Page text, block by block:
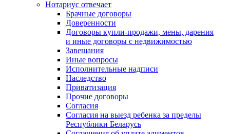
Нотариус отвечает
Брачные договоры
Доверенности
Договоры купли-продажи, мены, дарения
и иные договоры с недвижимостью
Завещания
Иные вопросы
Исполнительные надписи
Наследство
Приватизация
Прочие договоры
Согласия
Согласия на выезд ребенка за пределы
Республики Беларусь